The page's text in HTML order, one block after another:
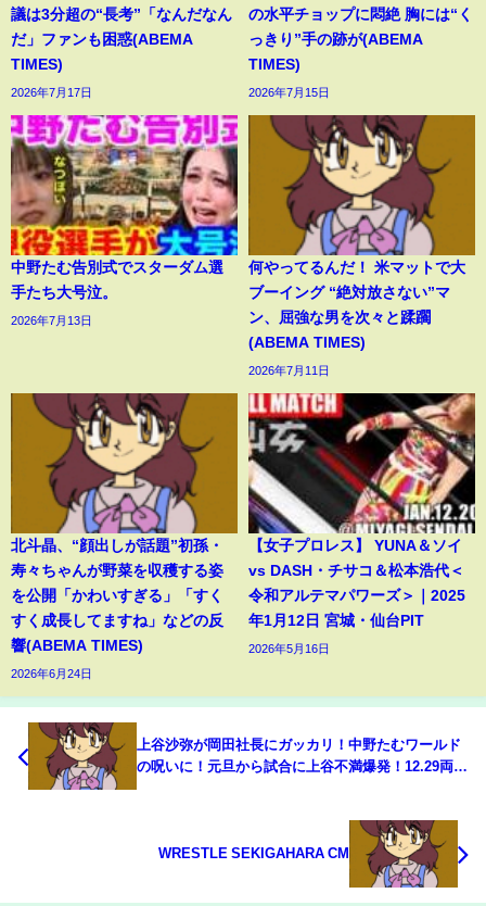
議は3分超の“長考”「なんだなん
だ」ファンも困惑(ABEMA
TIMES)
2026年7月17日
の水平チョップに悶絶 胸には“く
っきり”手の跡が(ABEMA
TIMES)
2026年7月15日
中野たむ告別式でスターダム選
手たち大号泣。
2026年7月13日
何やってるんだ！ 米マットで大
ブーイング “絶対放さない”マ
ン、屈強な男を次々と蹂躙
(ABEMA TIMES)
2026年7月11日
北斗晶、“顔出しが話題”初孫・
寿々ちゃんが野菜を収穫する姿
を公開「かわいすぎる」「すく
すく成長してますね」などの反
響(ABEMA TIMES)
2026年6月24日
【女子プロレス】 YUNA＆ソイ
vs DASH・チサコ＆松本浩代＜
令和アルテマパワーズ＞｜2025
年1月12日 宮城・仙台PIT
2026年5月16日
上谷沙弥が岡田社長にガッカリ！中野たむワールド
の呪いに！元旦から試合に上谷不満爆発！12.29両国
WRESTLE SEKIGAHARA CM